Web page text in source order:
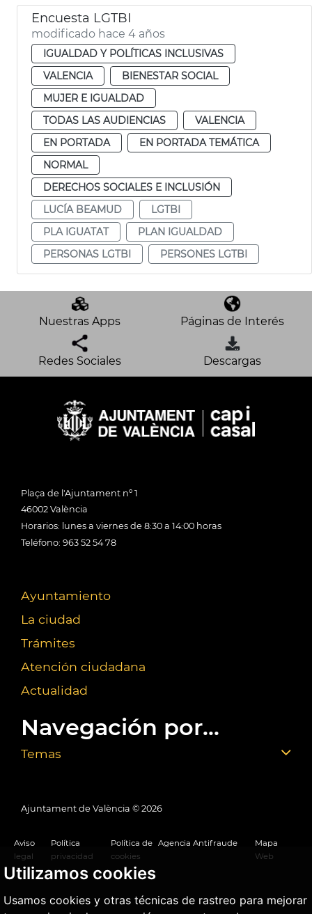
Utilizamos cookies
Usamos cookies y otras técnicas de rastreo para mejorar
Encuesta LGTBI
modificado hace 4 años
IGUALDAD Y POLÍTICAS INCLUSIVAS
VALENCIA
BIENESTAR SOCIAL
MUJER E IGUALDAD
TODAS LAS AUDIENCIAS
VALENCIA
EN PORTADA
EN PORTADA TEMÁTICA
NORMAL
DERECHOS SOCIALES E INCLUSIÓN
LUCÍA BEAMUD
LGTBI
PLA IGUATAT
PLAN IGUALDAD
PERSONAS LGTBI
PERSONES LGTBI
Nuestras Apps Páginas de Interés
Redes Sociales Descargas
Plaça de l'Ajuntament nº 1
46002 València
Horarios: lunes a viernes de 8:30 a 14:00 horas
Teléfono: 963 52 54 78
Ayuntamiento
La ciudad
Trámites
Atención ciudadana
Actualidad
Navegación por...
Temas
Ajuntament de València © 2026
Aviso
legal
Política
privacidad
Política de
cookies
Agencia Antifraude
Mapa
Web